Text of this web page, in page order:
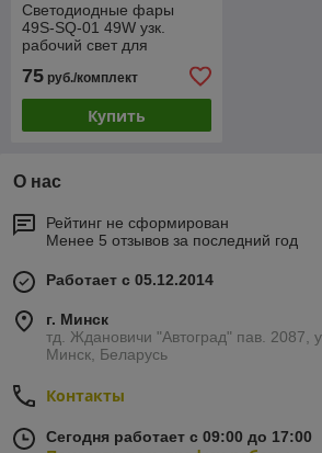
Светодиодные фары
49S-SQ-01 49W узк.
рабочий свет для
спецтехники, грузовиков
Маз Камаз и т.д. 12V-24V
75 руб./комплект
Купить
О нас
Рейтинг не сформирован
Менее 5 отзывов за последний год
Работает с 05.12.2014
г. Минск
тд. Ждановичи "Автоград" пав. 2087,
Минск, Беларусь
Контакты
Сегодня работает с 09:00 до 17:00